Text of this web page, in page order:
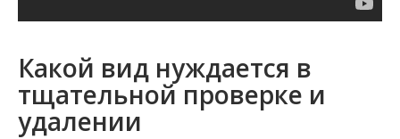
Какой вид нуждается в
тщательной проверке и
удалении